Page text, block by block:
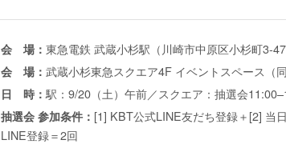
会 場：東急電鉄 武蔵小杉駅（川崎市中原区小杉町3-
会 場：武蔵小杉東急スクエア4F イベントスペース（同
日 時：駅：9/20（土）午前／スクエア：抽選会
抽選会 参加条件： [1] KBT公式LINE友だち登録＋[2] 当
LINE登録＝2回